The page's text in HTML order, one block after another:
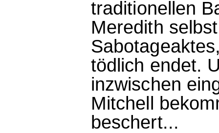
traditionellen
Meredith
tödlich endet.
inzwischen
Mitchell
beschert...